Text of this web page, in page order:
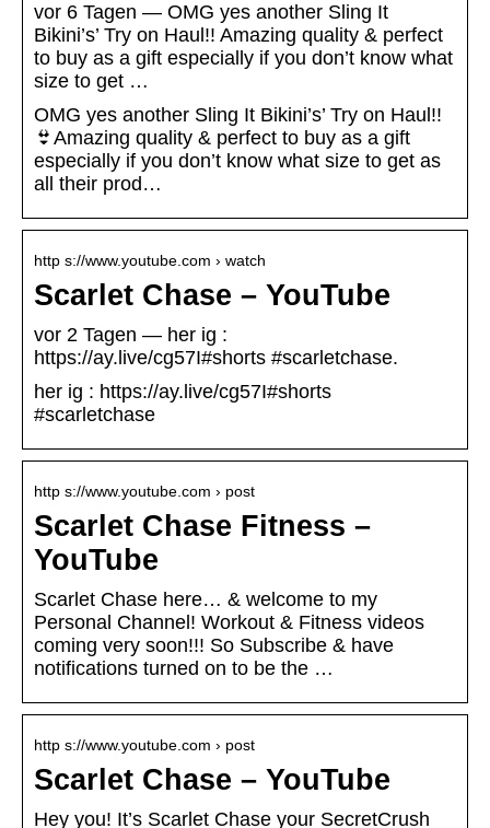
vor 6 Tagen — OMG yes another Sling It
Bikini’s’ Try on Haul!! Amazing quality & perfect
to buy as a gift especially if you don’t know what
size to get …
OMG yes another Sling It Bikini’s’ Try on Haul!!
👙Amazing quality & perfect to buy as a gift
especially if you don’t know what size to get as
all their prod…
http s://www.youtube.com › watch
Scarlet Chase – YouTube
vor 2 Tagen — her ig :
https://ay.live/cg57I#shorts #scarletchase.
her ig : https://ay.live/cg57I#shorts
#scarletchase
http s://www.youtube.com › post
Scarlet Chase Fitness –
YouTube
Scarlet Chase here… & welcome to my
Personal Channel! Workout & Fitness videos
coming very soon!!! So Subscribe & have
notifications turned on to be the …
http s://www.youtube.com › post
Scarlet Chase – YouTube
Hey you! It’s Scarlet Chase your SecretCrush